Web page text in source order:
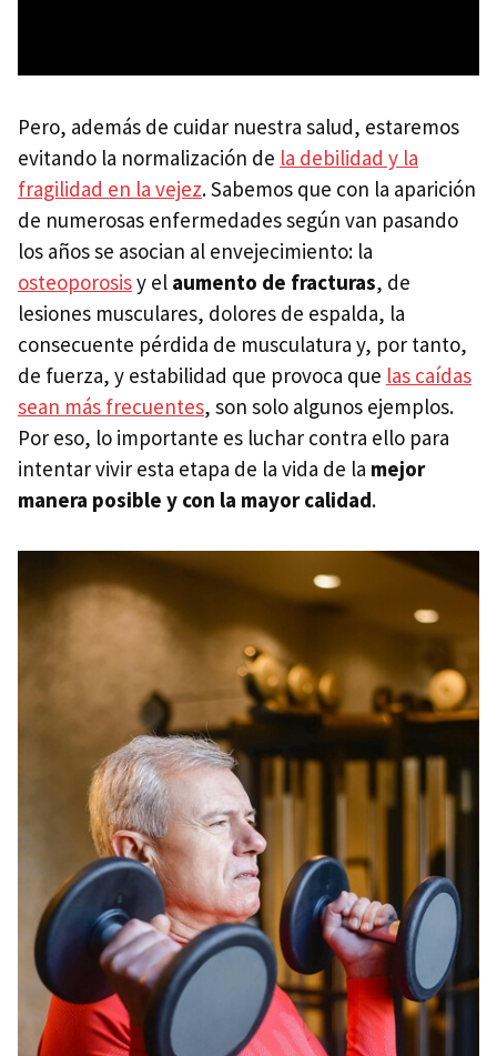
Pero, además de cuidar nuestra salud, estaremos
evitando la normalización de la debilidad y la
fragilidad en la vejez. Sabemos que con la aparición
de numerosas enfermedades según van pasando
los años se asocian al envejecimiento: la
osteoporosisy el aumento de fracturas, de
lesiones musculares, dolores de espalda, la
consecuente pérdida de musculatura y, por tanto,
de fuerza, y estabilidad que provoca que las caídas
sean más frecuentes, son solo algunos ejemplos.
Por eso, lo importante es luchar contra ello para
intentar vivir esta etapa de la vida de la mejor
manera posible y con la mayor calidad.